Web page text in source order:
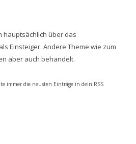
hauptsächlich über das
Einsteiger. Andere Theme wie zum
aber auch behandelt.
immer die neusten Einträge in dein RSS